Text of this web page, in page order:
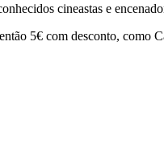
cineastas e
5€ com desconto, como